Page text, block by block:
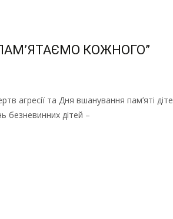
КОЖНОГО”
та Дня вшанування пам’яті
безневинних дітей –